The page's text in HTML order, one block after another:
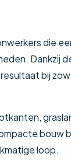
die
Dankzij
bij
bouw
loop.